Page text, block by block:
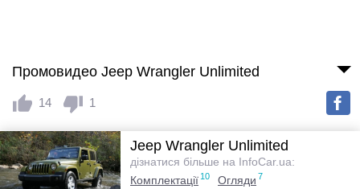
Промовидео Jeep Wrangler Unlimited
14 1
Jeep Wrangler Unlimited
дізнатися більше на InfoCar.ua:
Комплектації10 Огляди 7